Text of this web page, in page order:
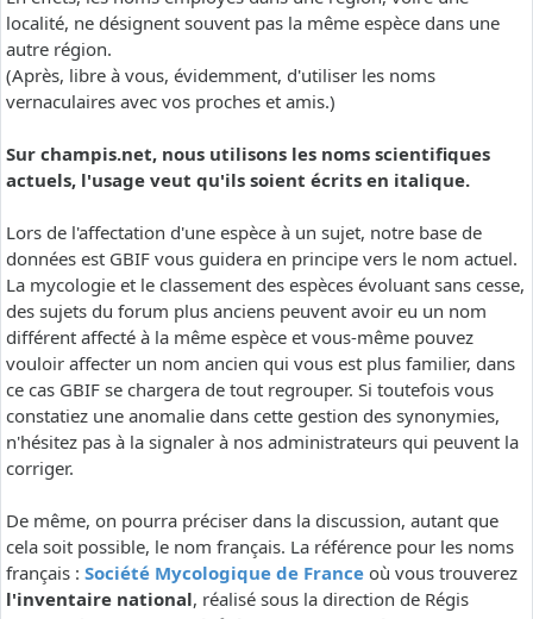
localité, ne désignent souvent pas la même espèce dans une
autre région.
(Après, libre à vous, évidemment, d'utiliser les noms
vernaculaires avec vos proches et amis.)
Sur champis.net, nous utilisons les noms scientifiques
actuels, l'usage veut qu'ils soient écrits en italique.
Lors de l'affectation d'une espèce à un sujet, notre base de
données est GBIF vous guidera en principe vers le nom actuel.
La mycologie et le classement des espèces évoluant sans cesse,
des sujets du forum plus anciens peuvent avoir eu un nom
différent affecté à la même espèce et vous-même pouvez
vouloir affecter un nom ancien qui vous est plus familier, dans
ce cas GBIF se chargera de tout regrouper. Si toutefois vous
constatiez une anomalie dans cette gestion des synonymies,
n'hésitez pas à la signaler à nos administrateurs qui peuvent la
corriger.
De même, on pourra préciser dans la discussion, autant que
cela soit possible, le nom français. La référence pour les noms
français : Société Mycologique de France où vous trouverez
l'inventaire national, réalisé sous la direction de Régis